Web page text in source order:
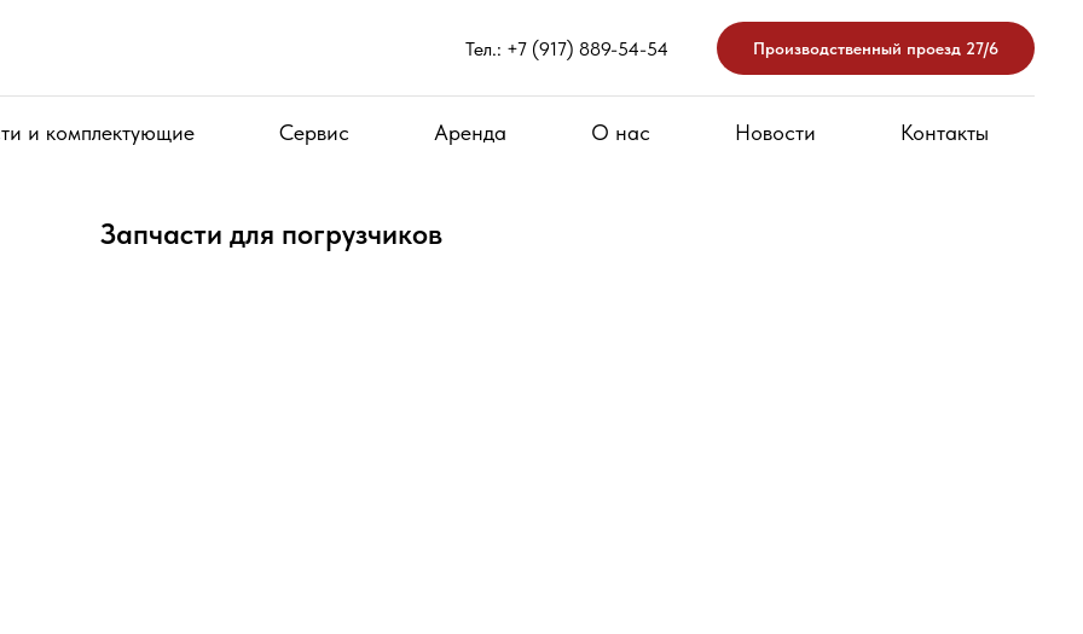
Тел.: +7 (917) 889-54-54 Производственный проезд 27/6
и комплектующие Сервис Аренда О нас Новости Контакты
Запчасти для погрузчиков